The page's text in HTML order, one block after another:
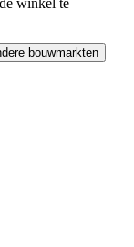
bouwmarkten